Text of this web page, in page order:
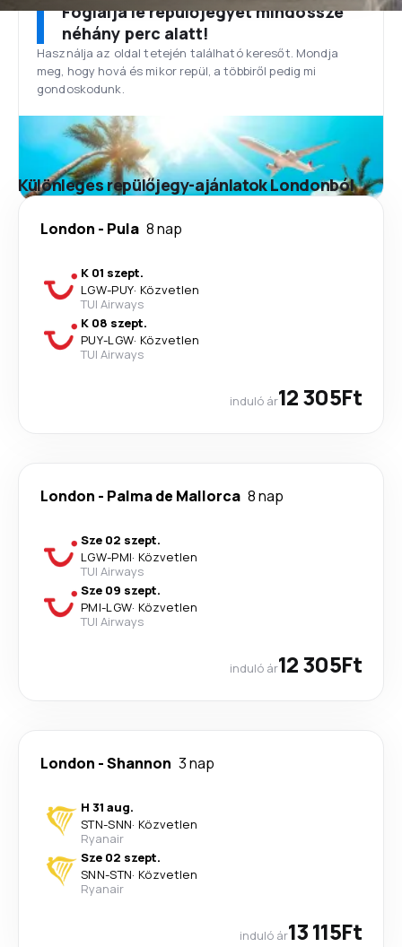
Foglalja le repülőjegyét mindössze
néhány perc alatt!
Használja az oldal tetején található keresőt. Mondja
meg, hogy hová és mikor repül, a többiről pedig mi
gondoskodunk.
Különleges repülőjegy-ajánlatok Londonból
London - Pula 8 nap
K 01 szept.
LGW-PUY· Közvetlen
TUI Airways
K 08 szept.
PUY-LGW· Közvetlen
TUI Airways
induló ár12 305Ft
London - Palma de Mallorca 8 nap
Sze 02 szept.
LGW-PMI· Közvetlen
TUI Airways
Sze 09 szept.
PMI-LGW· Közvetlen
TUI Airways
induló ár12 305Ft
London -Shannon 3 nap
H 31 aug.
STN-SNN· Közvetlen
Ryanair
Sze 02 szept.
SNN-STN· Közvetlen
Ryanair
induló ár13 115Ft